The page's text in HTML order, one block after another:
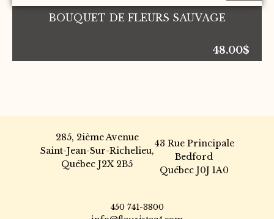
page
BOUQUET DE FLEURS SAUVAGE
48.00$
285, 2ième Avenue
Saint-Jean-Sur-Richelieu,
Québec J2X 2B5
43 Rue Principale
Bedford
Québec J0J 1A0
450 741-3800